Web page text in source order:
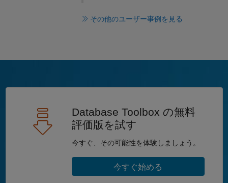
その他のユーザー事例を見る
Database Toolbox の無料
評価版を試す
今すぐ、その可能性を体験しましょう。
今すぐ始める